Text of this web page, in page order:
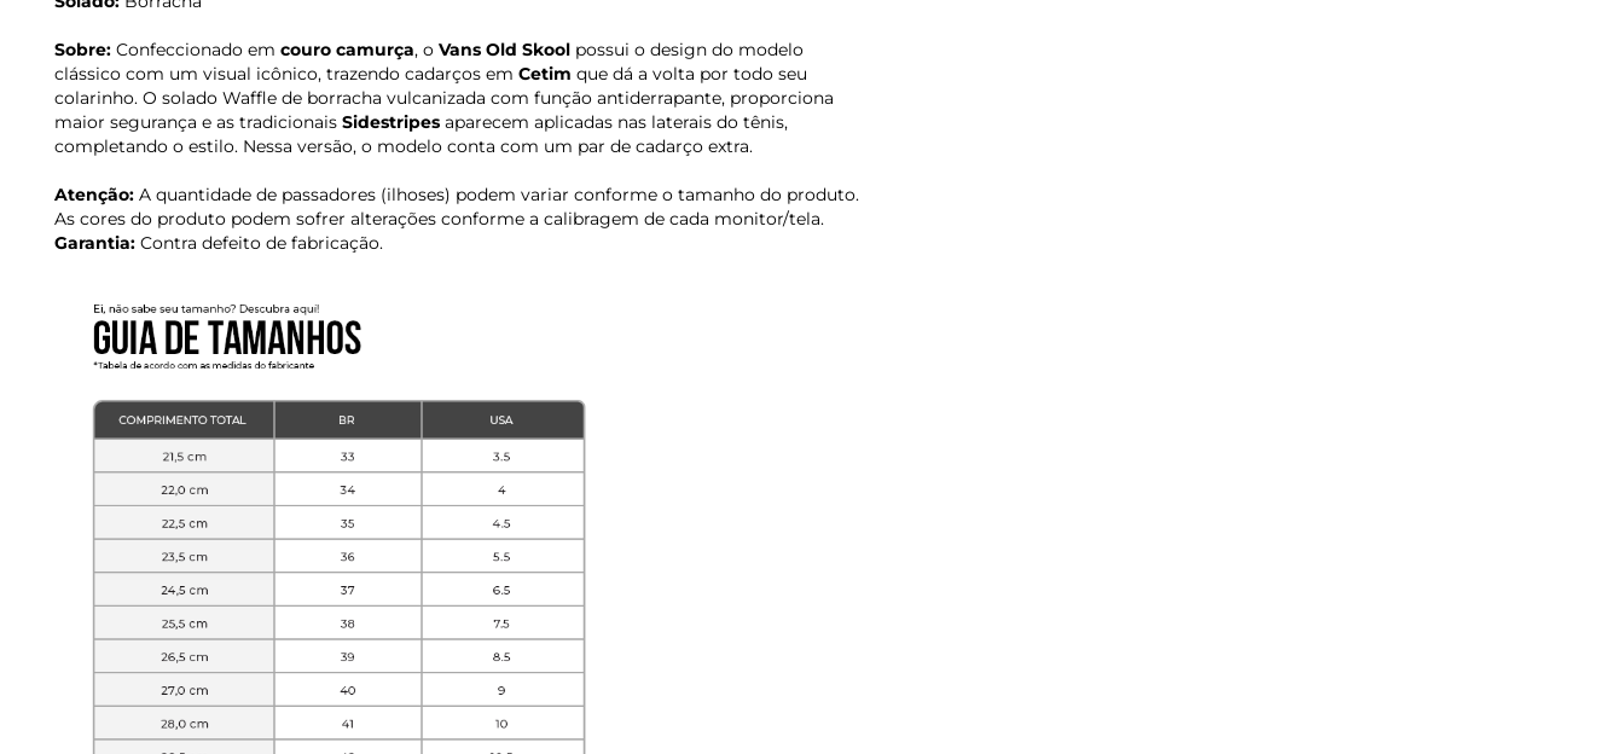
Sobre: Confeccionado em couro camurça, o Vans Old Skool possui o design do modelo
clássico com um visual icônico, trazendo cadarços em Cetim que dá a volta por todo seu
colarinho. O solado Waffle de borracha vulcanizada com função antiderrapante, proporciona
maior segurança e as tradicionais Sidestripes aparecem aplicadas nas laterais do tênis,
completando o estilo. Nessa versão, o modelo conta com um par de cadarço extra.
Atenção: A quantidade de passadores (ilhoses) podem variar conforme o tamanho do produto.
As cores do produto podem sofrer alterações conforme a calibragem de cada monitor/tela.
Garantia: Contra defeito de fabricação.